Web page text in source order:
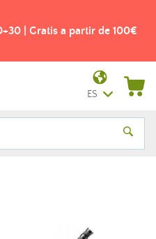
| Gratis a partir de 100€
ES